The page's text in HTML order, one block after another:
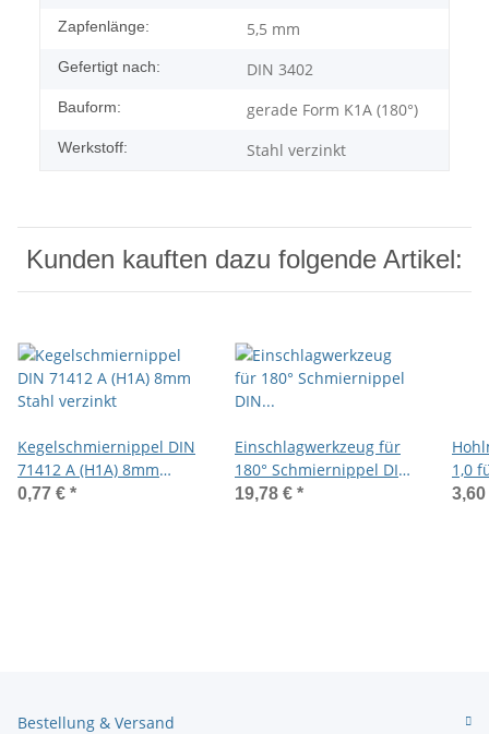
Zapfenlänge: 5,5 mm
Gefertigt nach: DIN 3402
Bauform: gerade Form K1A (180°)
Werkstoff: Stahl verzinkt
Kunden kauften dazu folgende Artikel:
Kegelschmiernippel DIN
71412 A (H1A) 8mm
Stahl verzinkt
0,77 € *
Einschlagwerkzeug für
180° Schmiernippel DIN
71412 und 3402
19,78 € *
1,0
Bestellung & Versand